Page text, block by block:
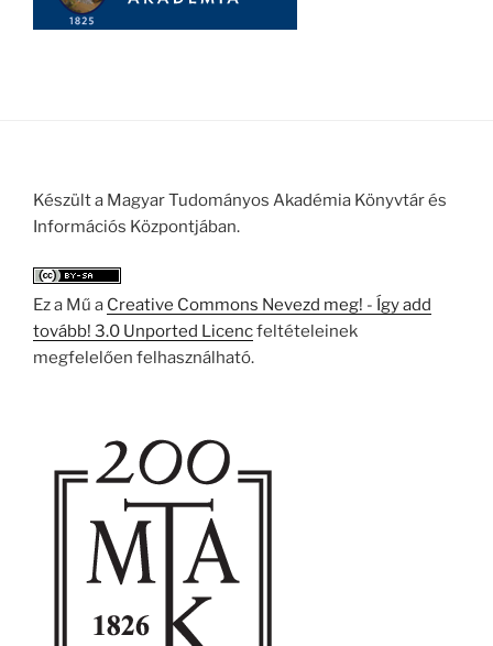
Készült a Magyar Tudományos Akadémia Könyvtár és
Információs Központjában.
Ez a Mű a Creative Commons Nevezd meg! - Így add
tovább! 3.0 Unported Licencfeltételeinek
megfelelően felhasználható.